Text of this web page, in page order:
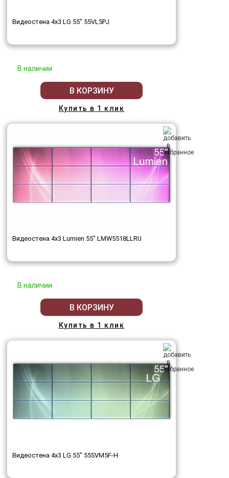
Видеостена 4x3 LG 55" 55VL5PJ
В наличии
В КОРЗИНУ
Купить в 1 клик
Видеостена 4x3 Lumien 55" LMW5518LLRU
В наличии
В КОРЗИНУ
Купить в 1 клик
Видеостена 4x3 LG 55" 55SVM5F-H